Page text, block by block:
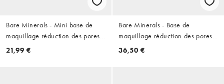
Bare Minerals - Mini base de
maquillage réduction des pores
PRIME TIME
21,99 €
Bare Minerals - Base de
maquillage réduction des pores
PRIME TIME Original
36,50 €